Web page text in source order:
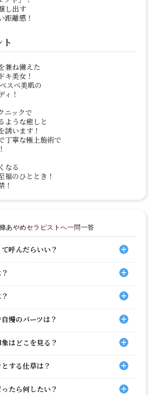
し出す
距離感！
兼ね備えた
キ美女！
スベ美肌の
ィ！
ニックで
ような癒しと
誘います！
丁寧な極上施術で
なる
福のひととき！
！
あやめセラピストへ一問一答
て呼んだらいい？
慢のパーツは？
はどこを見る？
する仕草は？
たら何したい？